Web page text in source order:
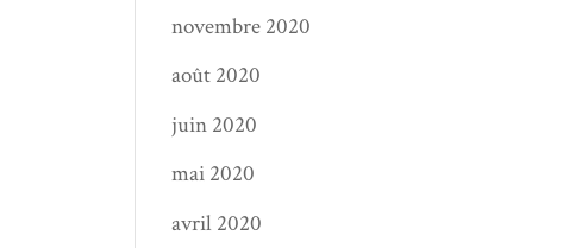
novembre 2020
août 2020
juin 2020
mai 2020
avril 2020